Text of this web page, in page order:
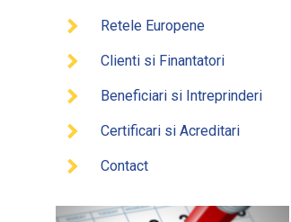
Retele Europene
Clienti si Finantatori
Beneficiari si Intreprinderi
Certificari si Acreditari
Contact